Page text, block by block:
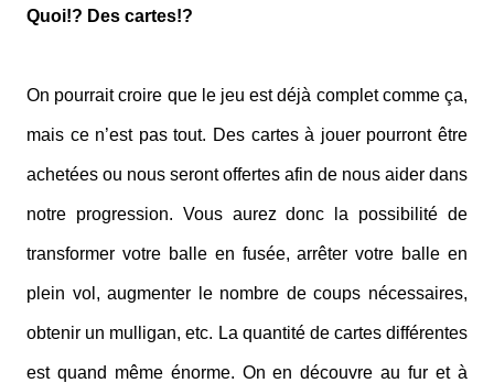
Quoi!? Des cartes!?
On pourrait croire que le jeu est déjà complet comme ça,
mais ce n’est pas tout. Des cartes à jouer pourront être
achetées ou nous seront offertes afin de nous aider dans
notre progression. Vous aurez donc la possibilité de
transformer votre balle en fusée, arrêter votre balle en
plein vol, augmenter le nombre de coups nécessaires,
obtenir un mulligan, etc. La quantité de cartes différentes
est quand même énorme. On en découvre au fur et à